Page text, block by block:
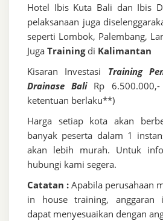
Hotel Ibis Kuta Bali dan Ibis
pelaksanaan juga
seperti Lombok, Palembang,
Juga Trainingdi Kalimantan
Kisaran Investasi
Training
Drainase Bali Rp
ketentuan berlaku**)
Harga setiap kota akan
banyak peserta dalam 1
akan lebih murah. Untuk
hubungi kami segera.
Catatan : Apabila perusahaan
in house training, anggaran
dapat menyesuaikan dengan